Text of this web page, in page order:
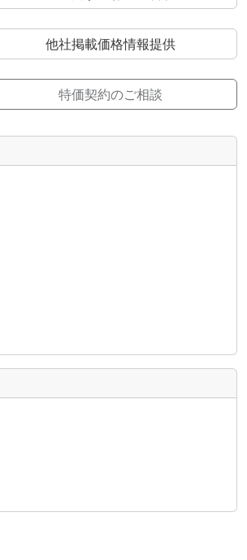
他社掲載価格情報提供
特価契約のご相談